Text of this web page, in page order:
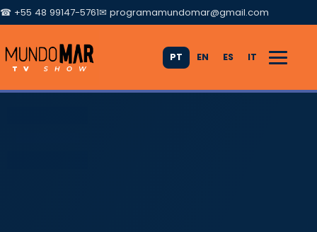
☎ +55 48 99147-5761✉ programamundomar@gmail.com
PT EN ES IT